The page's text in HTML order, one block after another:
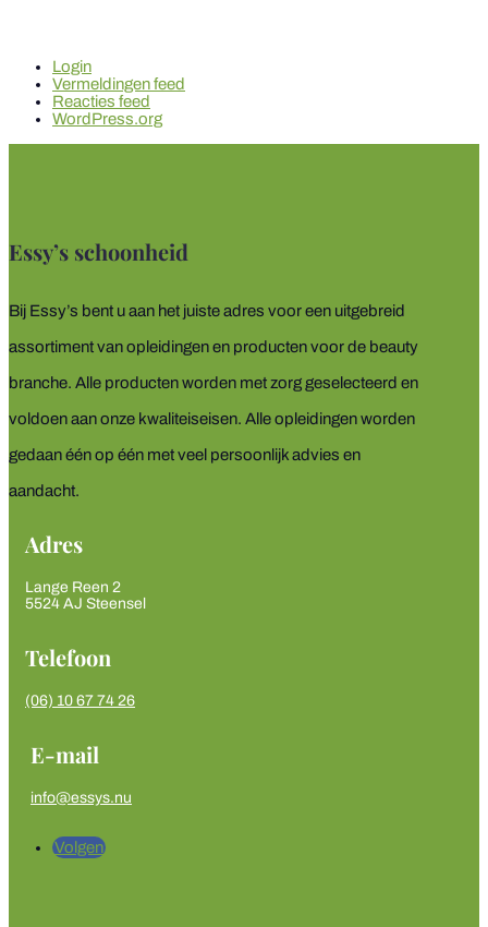
Login
Vermeldingen feed
Reacties feed
WordPress.org
Essy’s schoonheid
Bij Essy’s bent u aan het juiste adres voor een uitgebreid
assortiment van opleidingen en producten voor de beauty
branche. Alle producten worden met zorg geselecteerd en
voldoen aan onze kwaliteiseisen. Alle opleidingen worden
gedaan één op één met veel persoonlijk advies en
aandacht.
Adres
Lange Reen 2
5524 AJ Steensel
Telefoon
‭(06) 10 67 74 26‬
E-mail
info@essys.nu
Volgen